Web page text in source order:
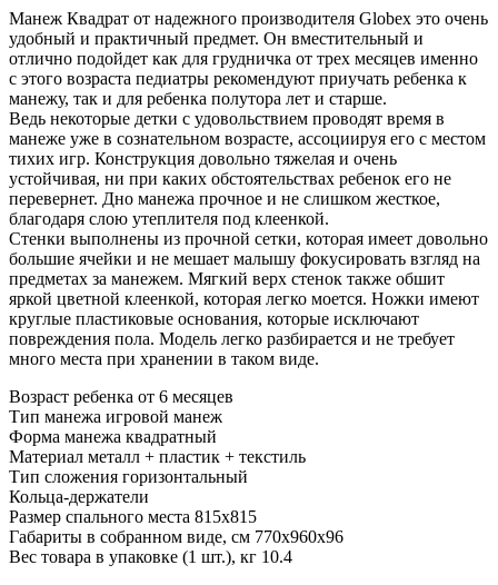
Манеж Квадрат от надежного производителя Globex это очень
удобный и практичный предмет. Он вместительный и
отлично подойдет как для грудничка от трех месяцев именно
с этого возраста педиатры рекомендуют приучать ребенка к
манежу, так и для ребенка полутора лет и старше.
Ведь некоторые детки с удовольствием проводят время в
манеже уже в сознательном возрасте, ассоциируя его с местом
тихих игр. Конструкция довольно тяжелая и очень
устойчивая, ни при каких обстоятельствах ребенок его не
перевернет. Дно манежа прочное и не слишком жесткое,
благодаря слою утеплителя под клеенкой.
Стенки выполнены из прочной сетки, которая имеет довольно
большие ячейки и не мешает малышу фокусировать взгляд на
предметах за манежем. Мягкий верх стенок также обшит
яркой цветной клеенкой, которая легко моется. Ножки имеют
круглые пластиковые основания, которые исключают
повреждения пола. Модель легко разбирается и не требует
много места при хранении в таком виде.
Возраст ребенка от 6 месяцев
Тип манежа игровой манеж
Форма манежа квадратный
Материал металл + пластик + текстиль
Тип сложения горизонтальный
Кольца-держатели
Размер спального места 815х815
Габариты в собранном виде, см 770х960х96
Вес товара в упаковке (1 шт.), кг 10.4